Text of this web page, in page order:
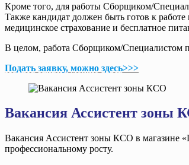
Кроме того, для работы Сборщиком/
Также кандидат должен быть готов к
медицинское страхование и бесплатное
В целом, работа Сборщиком/Специалистом
Подать заявку, можно здесь>>>
Вакансия Ассистент зоны
Вакансия Ассистент зоны КСО в магазине
профессиональному росту.